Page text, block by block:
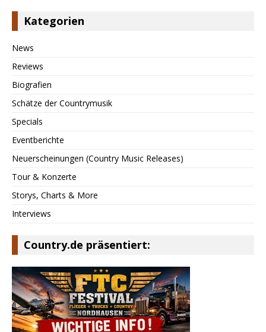
Kategorien
News
Reviews
Biografien
Schätze der Countrymusik
Specials
Eventberichte
Neuerscheinungen (Country Music Releases)
Tour & Konzerte
Storys, Charts & More
Interviews
Country.de präsentiert: